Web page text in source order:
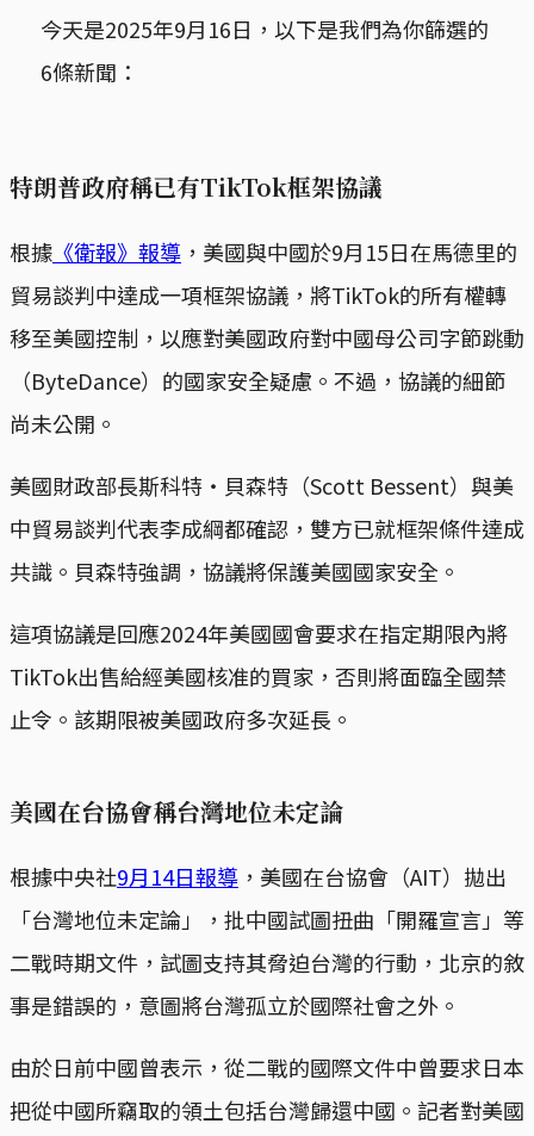
今天是2025年9月16日，以下是我們為你篩選的
6條新聞：
特朗普政府稱已有TikTok框架協議
根據 《衛報》報導 ，美國與中國於9月15日在馬德里的
貿易談判中達成一項框架協議，將TikTok的所有權轉
移至美國控制，以應對美國政府對中國母公司字節跳動
（ByteDance）的國家安全疑慮。不過，協議的細節
尚未公開。
美國財政部長斯科特‧貝森特（Scott Bessent）與美
中貿易談判代表李成綱都確認，雙方已就框架條件達成
共識。貝森特強調，協議將保護美國國家安全。
這項協議是回應2024年美國國會要求在指定期限內將
TikTok出售給經美國核准的買家，否則將面臨全國禁
止令。該期限被美國政府多次延長。
美國在台協會稱台灣地位未定論
根據中央社9月14日報導 ，美國在台協會（AIT）拋出
「台灣地位未定論」，批中國試圖扭曲「開羅宣言」等
二戰時期文件，試圖支持其脅迫台灣的行動，北京的敘
事是錯誤的，意圖將台灣孤立於國際社會之外。
由於日前中國曾表示，從二戰的國際文件中曾要求日本
把從中國所竊取的領土包括台灣歸還中國。記者對美國